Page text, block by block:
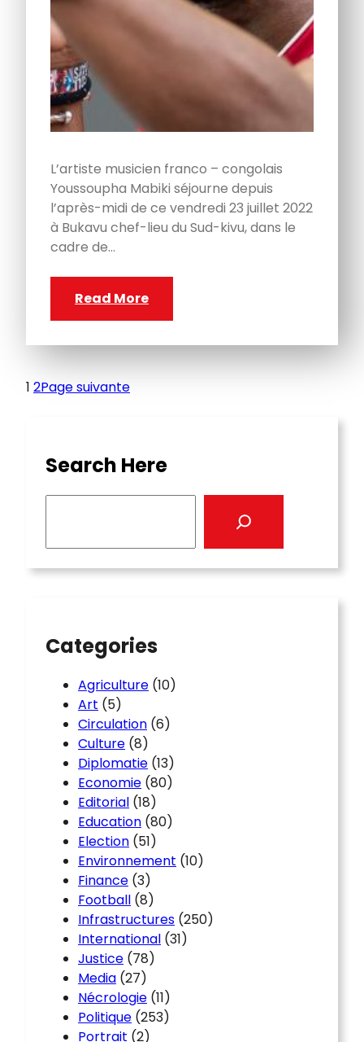
L’artiste musicien franco – congolais
Youssoupha Mabiki séjourne depuis
l’après-midi de ce vendredi 23 juillet 2022
à Bukavu chef-lieu du Sud-kivu, dans le
cadre de…
Read More
1 2Page suivante
Search Here
Categories
Agriculture (10)
Art (5)
Circulation (6)
Culture (8)
Diplomatie (13)
Economie (80)
Editorial (18)
Education (80)
Election (51)
Environnement (10)
Finance (3)
Football (8)
Infrastructures (250)
International (31)
Justice (78)
Media (27)
Nécrologie (11)
Politique (253)
Portrait (2)